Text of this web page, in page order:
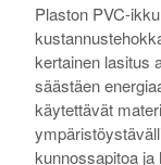
Plaston PVC-
kertainen lasitus
säästäen
käytettävät
kunnossapitoa